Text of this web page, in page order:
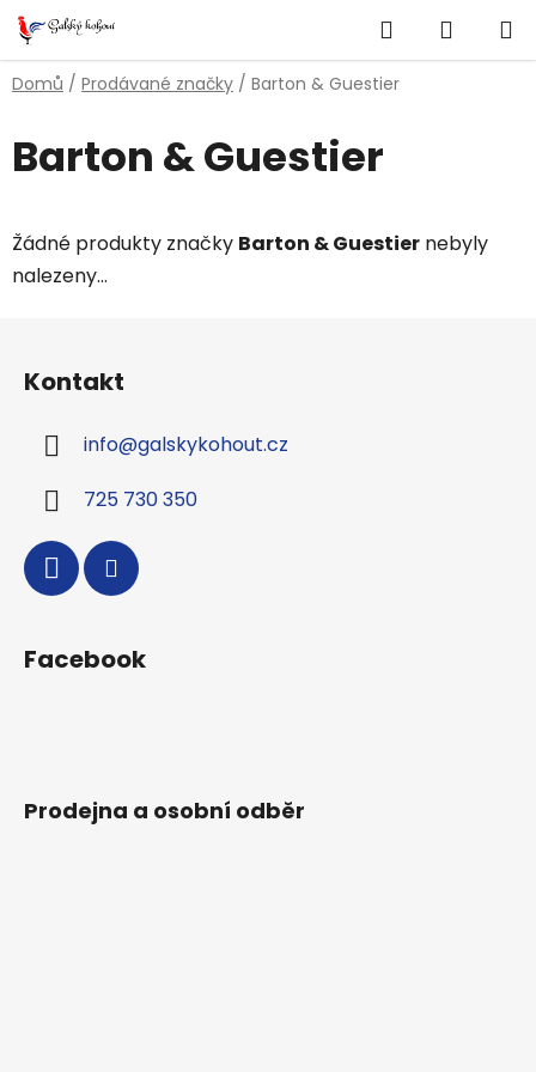
Přejít
na
obsah
Hledat
KOŠÍK
Domů / Prodávané značky / Barton & Guestier
Barton & Guestier
Žádné produkty značky Barton & Guestier nebyly
nalezeny...
Kontakt
info@galskykohout.cz
725 730 350
Facebook
Prodejna a osobní odběr